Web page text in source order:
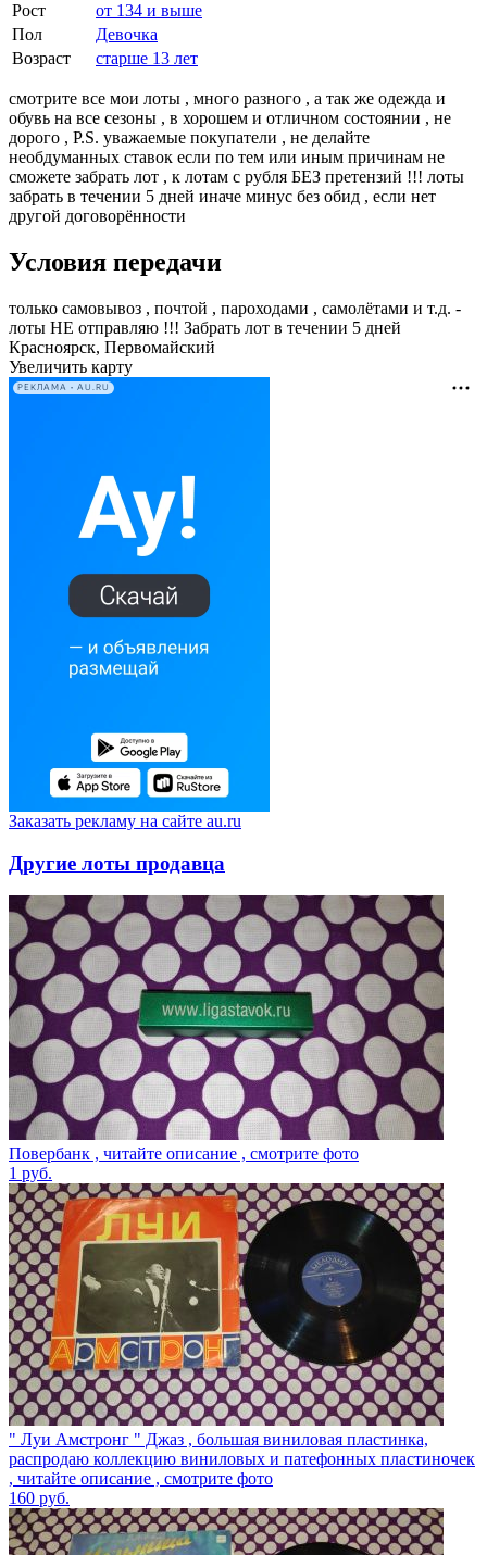
Рост
от 134 и выше
Пол
Девочка
Возраст
старше 13 лет
смотрите все мои лоты , много разного , а так же одежда и
обувь на все сезоны , в хорошем и отличном состоянии , не
дорого , Р.S. уважаемые покупатели , не делайте
необдуманных ставок если по тем или иным причинам не
сможете забрать лот , к лотам с рубля БЕЗ претензий !!! лоты
забрать в течении 5 дней иначе минус без обид , если нет
другой договорённости
Условия передачи
только самовывоз , почтой , пароходами , самолётами и т.д. -
лоты НЕ отправляю !!! Забрать лот в течении 5 дней
Красноярск, Первомайский
Увеличить карту
РЕКЛАМА • AU.RU
Заказать рекламу на сайте au.ru
Другие лоты продавца
Повербанк , читайте описание , смотрите фото
1 руб.
" Луи Амстронг " Джаз , большая виниловая пластинка,
распродаю коллекцию виниловых и патефонных пластиночек
, читайте описание , смотрите фото
160 руб.